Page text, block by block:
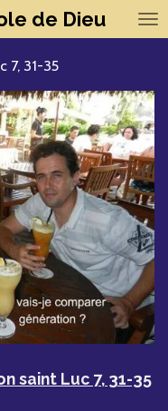
de Dieu
7, 31-35
saint Luc 7, 31-35